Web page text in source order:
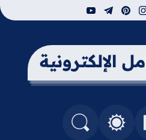
instagram
pinterest
telegram
youtube
الإلكترونية
المرجعية
التغيير بين الوضع النهاري والداكن
البحث في المدونة